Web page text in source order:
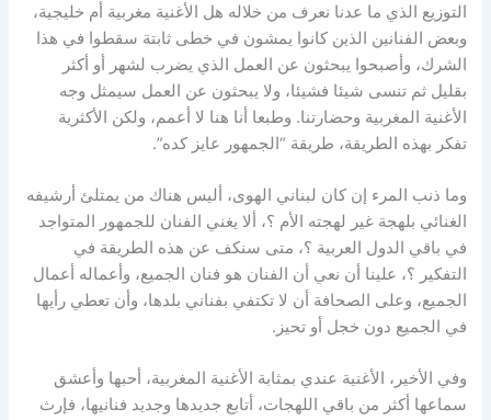
التوزيع الذي ما عدنا نعرف من خلاله هل الأغنية مغربية أم خليجية،
وبعض الفنانين الذين كانوا يمشون في خطى ثابتة سقطوا في هذا
الشرك، وأصبحوا يبحثون عن العمل الذي يضرب لشهر أو أكثر
بقليل ثم تنسى شيئا فشيئا، ولا يبحثون عن العمل سيمثل وجه
الأغنية المغربية وحضارتنا. وطبعا أنا هنا لا أعمم، ولكن الأكثرية
تفكر بهذه الطريقة، طريقة “الجمهور عايز كده”.
وما ذنب المرء إن كان لبناني الهوى، أليس هناك من يمتلئ أرشيفه
الغنائي بلهجة غير لهجته الأم ؟، ألا يغني الفنان للجمهور المتواجد
في باقي الدول العربية ؟، متى سنكف عن هذه الطريقة في
التفكير ؟، علينا أن نعي أن الفنان هو فنان الجميع، وأعماله أعمال
الجميع، وعلى الصحافة أن لا تكتفي بفناني بلدها، وأن تعطي رأيها
في الجميع دون خجل أو تحيز.
وفي الأخير، الأغنية عندي بمثابة الأغنية المغربية، أحبها وأعشق
سماعها أكثر من باقي اللهجات، أتابع جديدها وجديد فنانيها، فإرث